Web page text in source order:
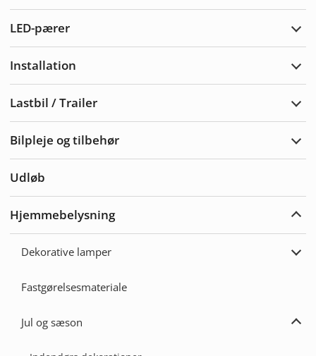
LED-pærer
Installation
Lastbil / Trailer
Bilpleje og tilbehør
Udløb
Hjemmebelysning
Dekorative lamper
Fastgørelsesmateriale
Jul og sæson